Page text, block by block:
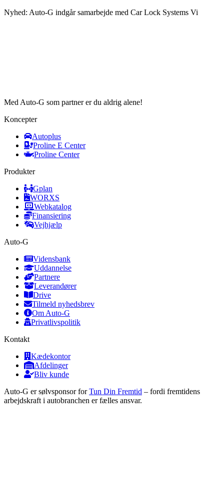
Nyhed: Auto-G indgår samarbejde med Car Lock Systems Vi
Med Auto-G som partner er du aldrig alene!
Koncepter
Autoplus
Proline E Center
Proline Center
Produkter
Gplan
WORXS
Webkatalog
Finansiering
Vejhjælp
Auto-G
Vidensbank
Uddannelse
Partnere
Leverandører
Drive
Tilmeld nyhedsbrev
Om Auto-G
Privatlivspolitik
Kontakt
Kædekontor
Afdelinger
Bliv kunde
Auto-G er sølvsponsor forTun Din Fremtid – fordi fremtidens
arbejdskraft i autobranchen er fælles ansvar.